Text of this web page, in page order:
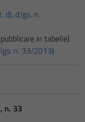
d), d.lgs. n.
in tabelle)
n. 33/2013)
n. 33